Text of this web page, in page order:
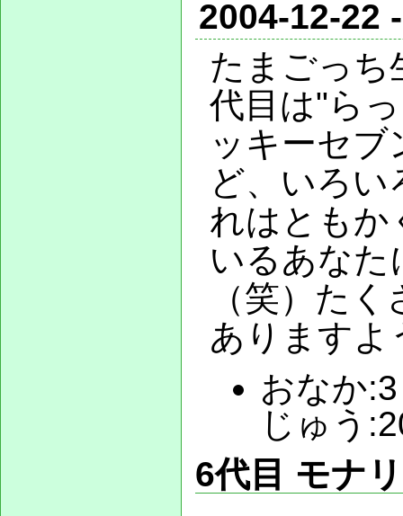
2004-12-22
たまごっち
代目は"ら
ッキーセ
ど、いろ
れはともか
いるあなた
（笑）た
ありますよ
おなか
じゅう
6代目 モナ